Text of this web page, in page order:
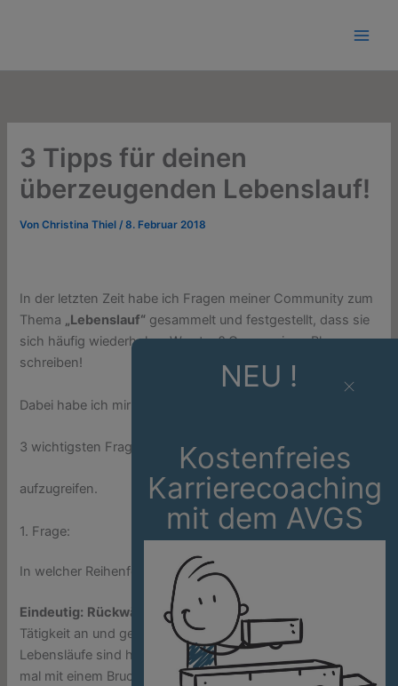
3 Tipps für deinen
überzeugenden Lebenslauf!
VonChristina Thiel/8. Februar 2018
In der letzten Zeit habe ich Fragen meiner Community zum
Thema „Lebenslauf“ gesammelt und festgestellt, dass sie
sich häufig wiederholen. Was tun? Genau, einen Blog
schreiben!
Dabei habe ich mir gedacht die
3 wichtigsten Fragen im Lebenslauf
aufzugreifen.
1. Frage:
In welcher Reihenfolge gebe ich meinen Werdegang an?
Eindeutig: Rückwärts!
Du fängst also mit deiner aktuellen
Tätigkeit an und gehst zurück bis zur Ausbildung.
Lebensläufe sind heute kaum noch geradlinig, eher krumm,
mal mit einem Bruch oder beruflichen Branchenwechseln
NEU !
Kostenfreies
Karrierecoaching
mit dem AVGS